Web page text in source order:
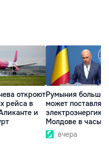
откроют
рейса в
и
Румыния больше
может поставлять
электроэнергию
Молдове в часы
вчера